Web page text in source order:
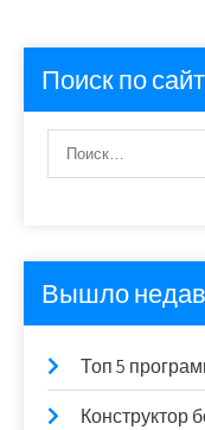
Поиск по
Вышло
Топ 5
Конструктор